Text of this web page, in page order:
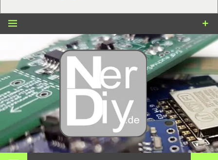
Zum
En nerdiy.de, todo gira en torno a la electrónica, el bricolaje,
la impresión 3D, el hogar inteligente y muchos otros temas